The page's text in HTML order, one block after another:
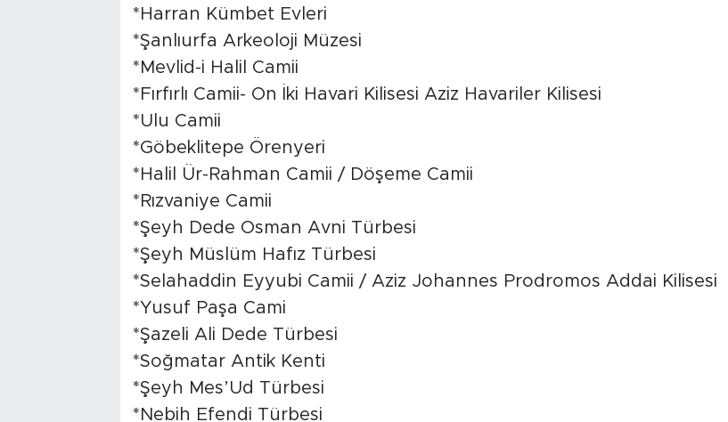
*Harran Kümbet Evleri
*Şanlıurfa Arkeoloji Müzesi
*Mevlid-i Halil Camii
*Fırfırlı Camii- On İki Havari Kilisesi Aziz Havariler Kilisesi
*Ulu Camii
*Göbeklitepe Örenyeri
*Halil Ür-Rahman Camii / Döşeme Camii
*Rızvaniye Camii
*Şeyh Dede Osman Avni Türbesi
*Şeyh Müslüm Hafız Türbesi
*Selahaddin Eyyubi Camii / Aziz Johannes Prodromos Addai Kilisesi
*Yusuf Paşa Cami
*Şazeli Ali Dede Türbesi
*Soğmatar Antik Kenti
*Şeyh Mes’Ud Türbesi
*Nebih Efendi Türbesi